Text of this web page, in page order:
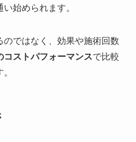
始められます。
のではなく、効果や施術回数
コストパフォーマンスで比較